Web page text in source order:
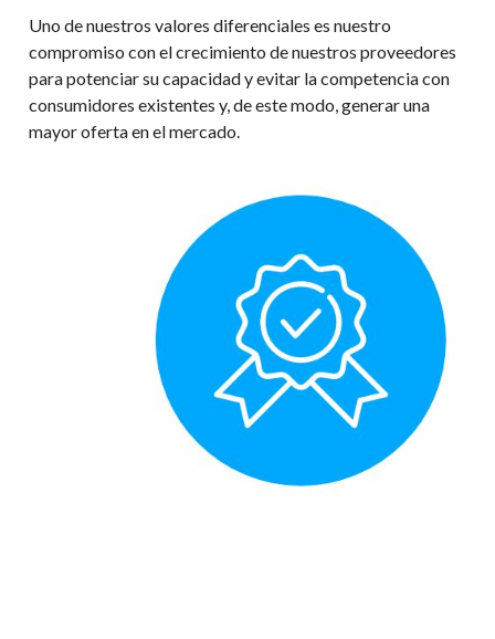
Uno de nuestros valores diferenciales es nuestro
compromiso con elcrecimiento de nuestros proveedores
parapotenciarsu capacidadyevitar la competencia con
consumidores existentes y, de este modo, generar una
mayor oferta en el mercado.